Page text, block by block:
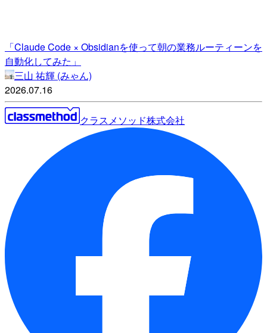
「Claude Code × Obsidianを使って朝の業務ルーティーンを
自動化してみた」
三山 祐輝 (みゃん)
2026.07.16
クラスメソッド株式会社